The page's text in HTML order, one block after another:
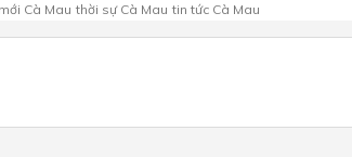
Cà Mau thời sự Cà Mau tin tức Cà Mau